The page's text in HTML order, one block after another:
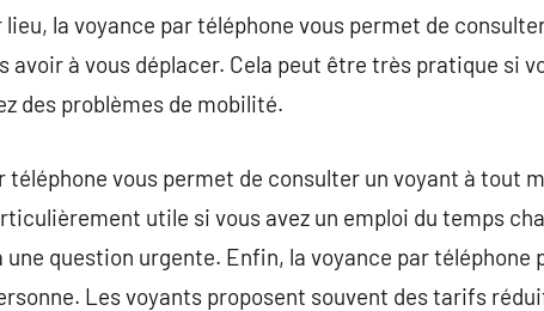
la voyance par téléphone vous permet de
avoir à vous déplacer. Cela peut être très pratique si
des problèmes de mobilité.
téléphone vous permet de consulter un voyant à tout
utile si vous avez un emploi du temps
une question urgente. Enfin, la voyance par téléphone
Les voyants proposent souvent des tarifs